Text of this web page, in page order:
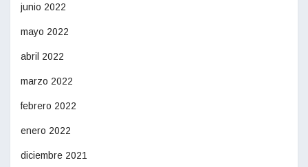
junio 2022
mayo 2022
abril 2022
marzo 2022
febrero 2022
enero 2022
diciembre 2021